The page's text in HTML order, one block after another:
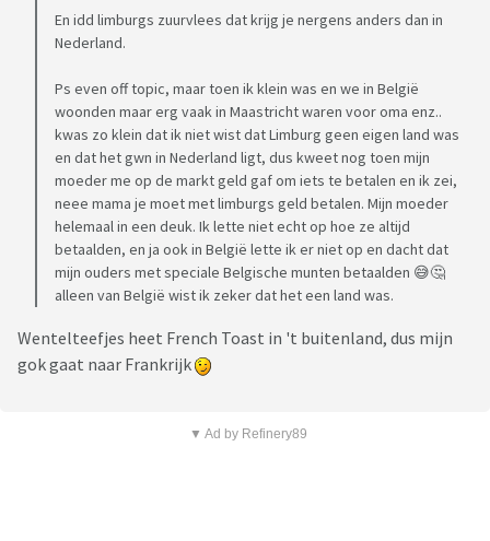
En idd limburgs zuurvlees dat krijg je nergens anders dan in
Nederland.
Ps even off topic, maar toen ik klein was en we in België
woonden maar erg vaak in Maastricht waren voor oma enz..
kwas zo klein dat ik niet wist dat Limburg geen eigen land was
en dat het gwn in Nederland ligt, dus kweet nog toen mijn
moeder me op de markt geld gaf om iets te betalen en ik zei,
neee mama je moet met limburgs geld betalen. Mijn moeder
helemaal in een deuk. Ik lette niet echt op hoe ze altijd
betaalden, en ja ook in België lette ik er niet op en dacht dat
mijn ouders met speciale Belgische munten betaalden 😅🤔
alleen van België wist ik zeker dat het een land was.
Wentelteefjes heet French Toast in 't buitenland, dus mijn
gok gaat naar Frankrijk
▼ Ad by Refinery89